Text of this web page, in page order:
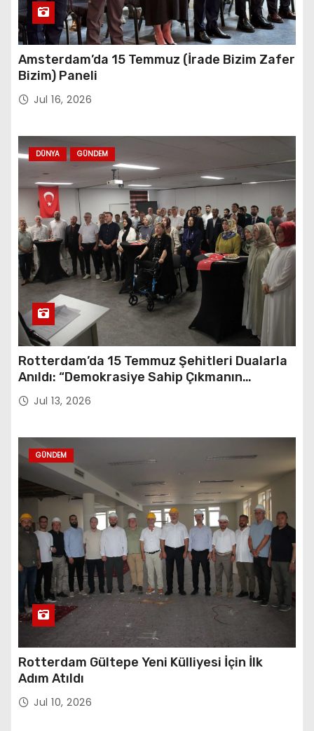
Amsterdam’da 15 Temmuz (İrade Bizim Zafer
Bizim) Paneli
Jul 16, 2026
DÜNYA GÜNDEM
Rotterdam’da 15 Temmuz Şehitleri Dualarla
Anıldı: “Demokrasiye Sahip Çıkmanın
Sembolü”
Jul 13, 2026
GÜNDEM
Rotterdam Gültepe Yeni Külliyesi İçin İlk
Adım Atıldı
Jul 10, 2026